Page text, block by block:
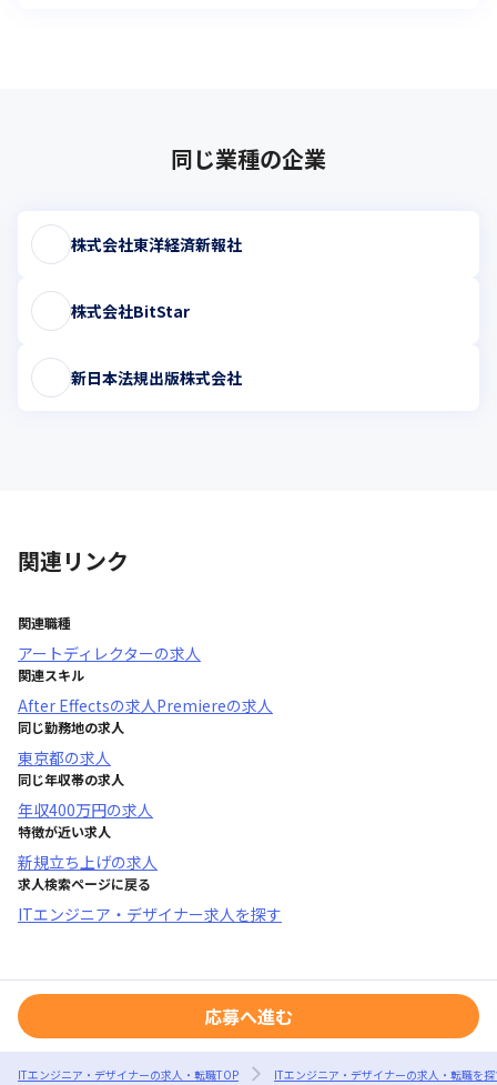
同じ業種の企業
株式会社東洋経済新報社
株式会社BitStar
新日本法規出版株式会社
関連リンク
関連職種
アートディレクターの求人
関連スキル
After Effectsの求人Premiereの求人
同じ勤務地の求人
東京都の求人
同じ年収帯の求人
年収400万円の求人
特徴が近い求人
新規立ち上げの求人
求人検索ページに戻る
ITエンジニア・デザイナー求人を探す
応募へ進む
ITエンジニア・デザイナーの求人・転職TOP ITエンジニア・デザイナーの求人・転職を